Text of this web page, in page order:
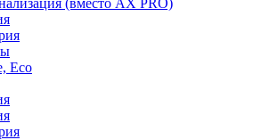
(вместо AX PRO)
Eco